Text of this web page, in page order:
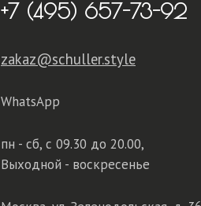
+7 (495) 657-73-92
zakaz@schuller.style
WhatsApp
пн - сб, с 09.30 до 20.00,
Выходной - воскресенье